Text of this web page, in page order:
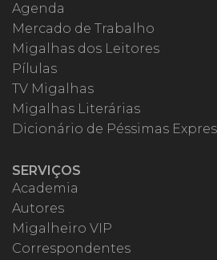
Agenda
Mercado de Trabalho
Migalhas dos Leitores
Pílulas
TV Migalhas
Migalhas Literárias
Dicionário de Péssimas
SERVIÇOS
Academia
Autores
Migalheiro VIP
Correspondentes